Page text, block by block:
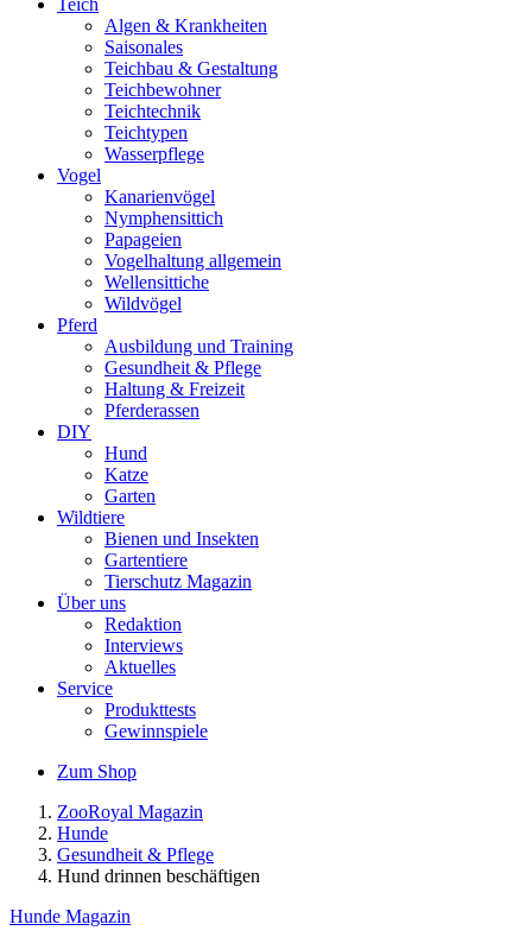
Teich
Algen & Krankheiten
Saisonales
Teichbau & Gestaltung
Teichbewohner
Teichtechnik
Teichtypen
Wasserpflege
Vogel
Kanarienvögel
Nymphensittich
Papageien
Vogelhaltung allgemein
Wellensittiche
Wildvögel
Pferd
Ausbildung und Training
Gesundheit & Pflege
Haltung & Freizeit
Pferderassen
DIY
Hund
Katze
Garten
Wildtiere
Bienen und Insekten
Gartentiere
Tierschutz Magazin
Über uns
Redaktion
Interviews
Aktuelles
Service
Produkttests
Gewinnspiele
Zum Shop
ZooRoyal Magazin
Hunde
Gesundheit & Pflege
Hund drinnen beschäftigen
Hunde Magazin